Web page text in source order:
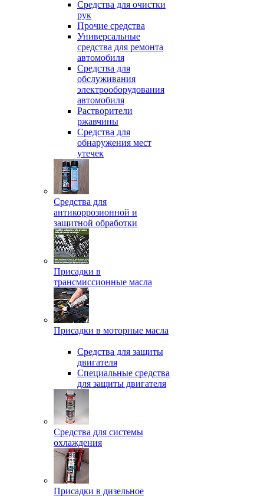
Средства для очистки
рук
Прочие средства
Универсальные
средства для ремонта
автомобиля
Средства для
обслуживания
электрооборудования
автомобиля
Растворители
ржавчины
Средства для
обнаружения мест
утечек
Средства для
антикоррозионной и
защитной обработки
Присадки в
трансмиссионные масла
Присадки в моторные масла
Средства для защиты
двигателя
Специальныe средства
для защиты двигателя
Средства для системы
охлаждения
Присадки в дизельное